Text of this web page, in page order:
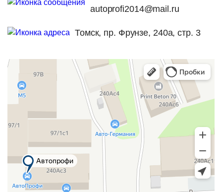
autoprofi2014@mail.ru
Томск, пр. Фрунзе, 240а, стр. 3